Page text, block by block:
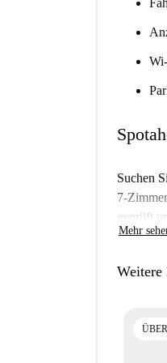
Suchen
7-
geprüft
Mehr
Weitere